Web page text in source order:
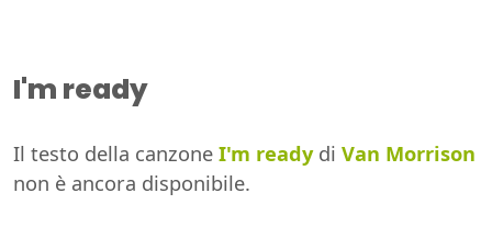
I'm ready
Il testo della canzone I'm readydi Van Morrison
non è ancora disponibile.